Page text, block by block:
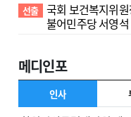
선출 국회 보건복지위
불어민주당 서영
메디인포
인사